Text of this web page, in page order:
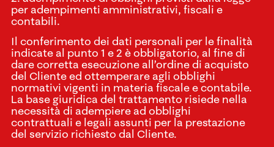
per adempimenti amministrativi, fiscali e
contabili.
Il conferimento dei dati personali per le finalità
indicate al punto 1 e 2 è obbligatorio, al fine di
dare corretta esecuzione all’ordine di acquisto
del Cliente ed ottemperare agli obblighi
normativi vigenti in materia fiscale e contabile.
La base giuridica del trattamento risiede nella
necessità di adempiere ad obblighi
contrattuali e legali assunti per la prestazione
del servizio richiesto dal Cliente.